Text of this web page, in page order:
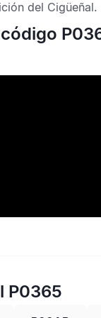
del Cigüeñal.
P0365